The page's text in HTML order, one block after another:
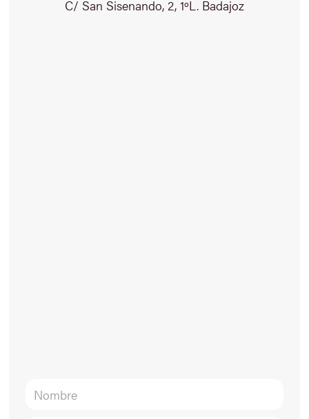
C/ San Sisenando, 2, 1ºL. Badajoz